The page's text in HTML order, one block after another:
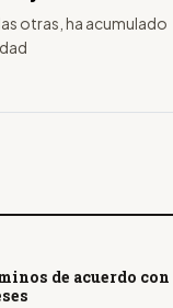
otras, ha acumulado
de acuerdo con